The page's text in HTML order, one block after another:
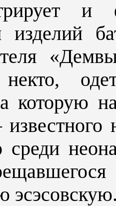
и
изделий
некто,
которую
среди